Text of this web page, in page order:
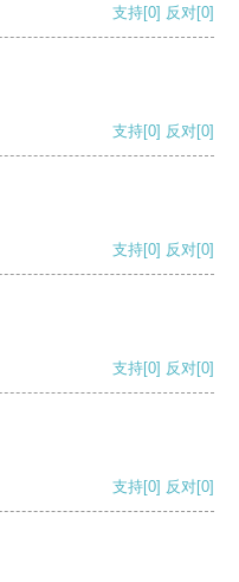
支持[0] 反对[0]
支持[0] 反对[0]
支持[0] 反对[0]
支持[0] 反对[0]
支持[0] 反对[0]